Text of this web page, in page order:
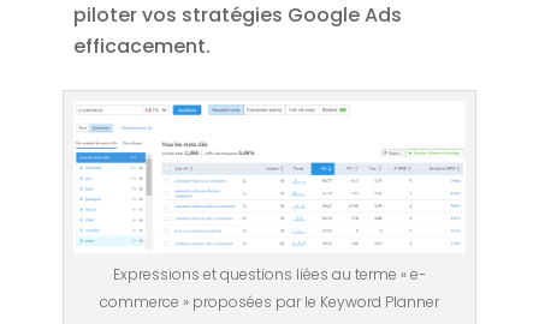
piloter vos stratégies Google Ads
efficacement.
Expressions et questions liées au terme « e-
commerce » proposées par le Keyword Planner